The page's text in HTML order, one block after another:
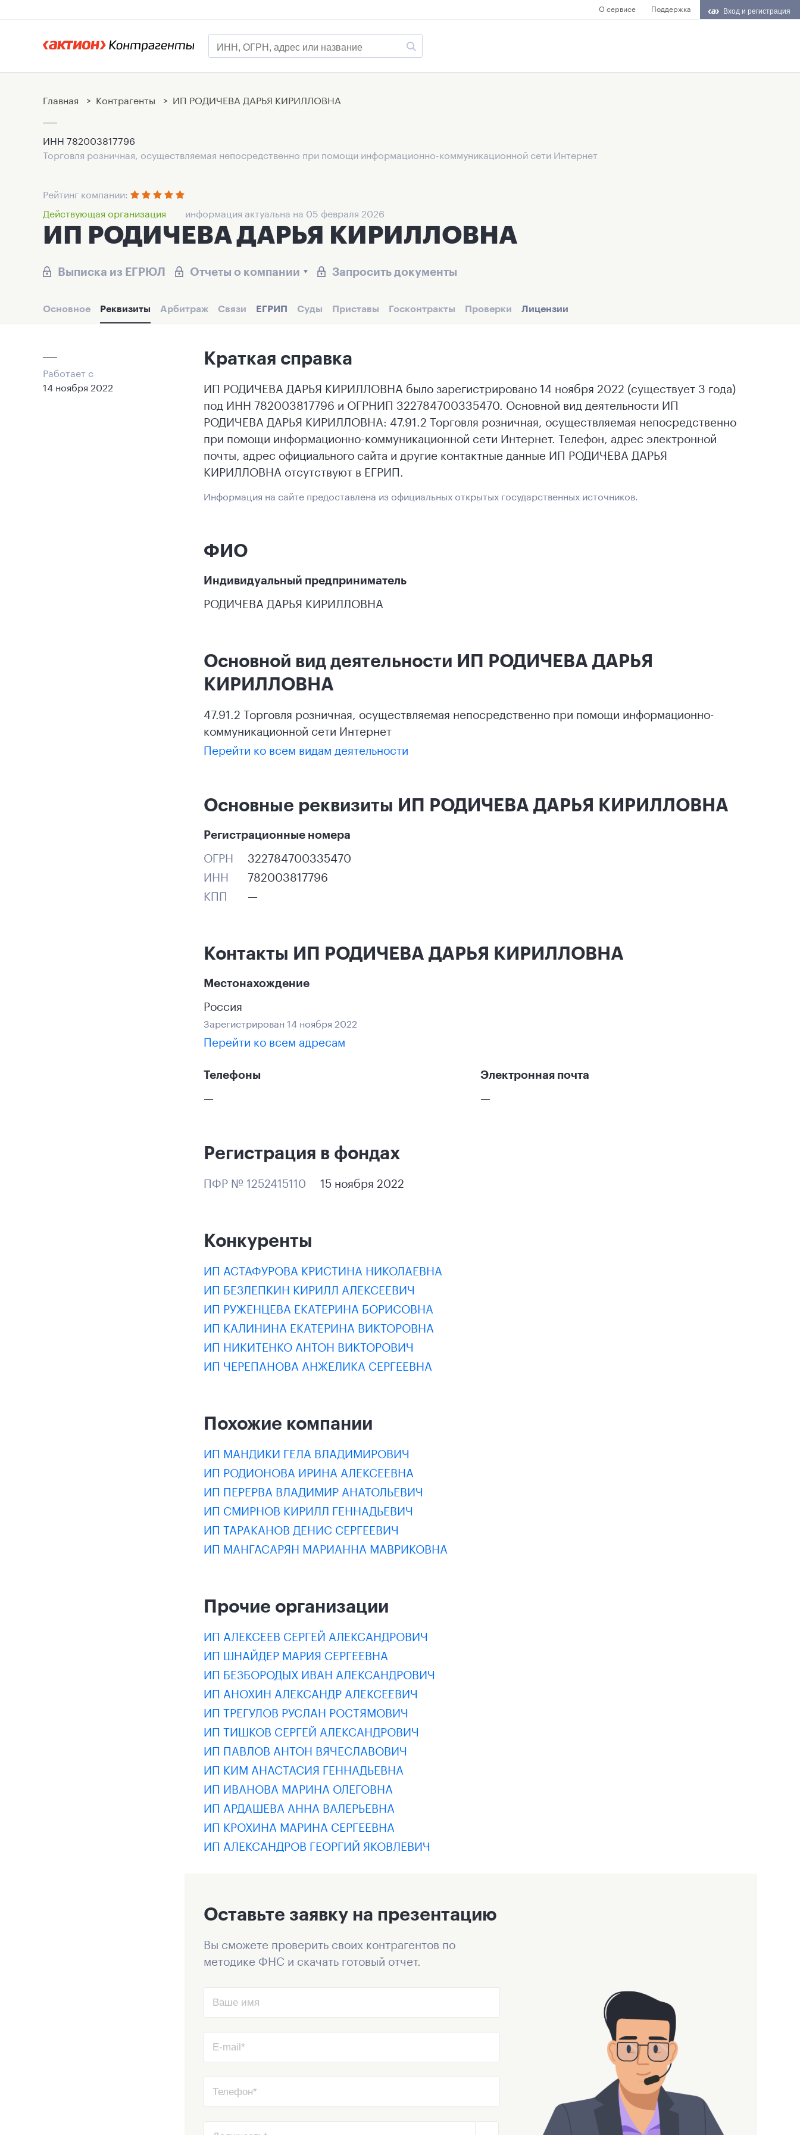
О сервисе Поддержка Вход и регистрация
Главная > Контрагенты > ИП РОДИЧЕВА ДАРЬЯ КИРИЛЛОВНА
ИНН 782003817796
Торговля розничная, осуществляемая непосредственно при помощи информационно-коммуникационной сети Интернет
Рейтинг компании:
Действующая организация
информация актуальна на 05 февраля 2026
ИП РОДИЧЕВА ДАРЬЯ КИРИЛЛОВНА
Выписка из ЕГРЮЛ Отчеты о компании Запросить документы
Основное Реквизиты Арбитраж Связи ЕГРИП Суды Приставы Госконтракты Проверки Лицензии
Работает с
14 ноября 2022
Краткая справка
ИП РОДИЧЕВА ДАРЬЯ КИРИЛЛОВНА было зарегистрировано 14 ноября 2022 (существует 3 года)
под ИНН 782003817796 и ОГРНИП 322784700335470. Основной вид деятельности ИП
РОДИЧЕВА ДАРЬЯ КИРИЛЛОВНА: 47.91.2 Торговля розничная, осуществляемая непосредственно
при помощи информационно-коммуникационной сети Интернет. Телефон, адрес электронной
почты, адрес официального сайта и другие контактные данные ИП РОДИЧЕВА ДАРЬЯ
КИРИЛЛОВНА отсутствуют в ЕГРИП.
Информация на сайте предоставлена из официальных открытых государственных источников.
ФИО
Индивидуальный предприниматель
РОДИЧЕВА ДАРЬЯ КИРИЛЛОВНА
Основной вид деятельности ИП РОДИЧЕВА ДАРЬЯ
КИРИЛЛОВНА
47.91.2 Торговля розничная, осуществляемая непосредственно при помощи информационно-
коммуникационной сети Интернет
Перейти ко всем видам деятельности
Основные реквизиты ИП РОДИЧЕВА ДАРЬЯ КИРИЛЛОВНА
Регистрационные номера
ОГРН
322784700335470
ИНН
782003817796
КПП
—
Контакты ИП РОДИЧЕВА ДАРЬЯ КИРИЛЛОВНА
Местонахождение
Россия
Зарегистрирован 14 ноября 2022
Перейти ко всем адресам
Телефоны
—
Электронная почта
—
Регистрация в фондах
ПФР № 1252415110 15 ноября 2022
Конкуренты
ИП АСТАФУРОВА КРИСТИНА НИКОЛАЕВНА
ИП БЕЗЛЕПКИН КИРИЛЛ АЛЕКСЕЕВИЧ
ИП РУЖЕНЦЕВА ЕКАТЕРИНА БОРИСОВНА
ИП КАЛИНИНА ЕКАТЕРИНА ВИКТОРОВНА
ИП НИКИТЕНКО АНТОН ВИКТОРОВИЧ
ИП ЧЕРЕПАНОВА АНЖЕЛИКА СЕРГЕЕВНА
Похожие компании
ИП МАНДИКИ ГЕЛА ВЛАДИМИРОВИЧ
ИП РОДИОНОВА ИРИНА АЛЕКСЕЕВНА
ИП ПЕРЕРВА ВЛАДИМИР АНАТОЛЬЕВИЧ
ИП СМИРНОВ КИРИЛЛ ГЕННАДЬЕВИЧ
ИП ТАРАКАНОВ ДЕНИС СЕРГЕЕВИЧ
ИП МАНГАСАРЯН МАРИАННА МАВРИКОВНА
Прочие организации
ИП АЛЕКСЕЕВ СЕРГЕЙ АЛЕКСАНДРОВИЧ
ИП ШНАЙДЕР МАРИЯ СЕРГЕЕВНА
ИП БЕЗБОРОДЫХ ИВАН АЛЕКСАНДРОВИЧ
ИП АНОХИН АЛЕКСАНДР АЛЕКСЕЕВИЧ
ИП ТРЕГУЛОВ РУСЛАН РОСТЯМОВИЧ
ИП ТИШКОВ СЕРГЕЙ АЛЕКСАНДРОВИЧ
ИП ПАВЛОВ АНТОН ВЯЧЕСЛАВОВИЧ
ИП КИМ АНАСТАСИЯ ГЕННАДЬЕВНА
ИП ИВАНОВА МАРИНА ОЛЕГОВНА
ИП АРДАШЕВА АННА ВАЛЕРЬЕВНА
ИП КРОХИНА МАРИНА СЕРГЕЕВНА
ИП АЛЕКСАНДРОВ ГЕОРГИЙ ЯКОВЛЕВИЧ
Оставьте заявку на презентацию
Вы сможете проверить своих контрагентов по
методике ФНС и скачать готовый отчет.